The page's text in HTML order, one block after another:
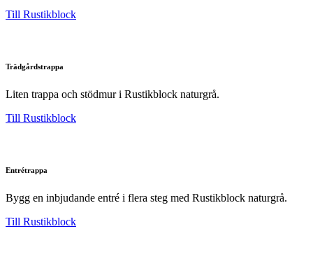
Till Rustikblock
Trädgårdstrappa
Liten trappa och stödmur i Rustikblock naturgrå.
Till Rustikblock
Entrétrappa
Bygg en inbjudande entré i flera steg med Rustikblock naturgrå.
Till Rustikblock